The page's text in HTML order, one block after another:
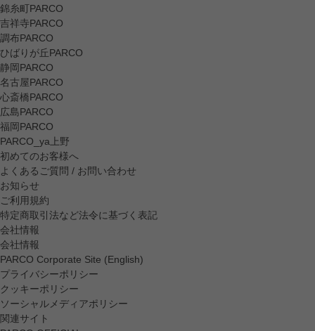
錦糸町PARCO
吉祥寺PARCO
調布PARCO
ひばりが丘PARCO
静岡PARCO
名古屋PARCO
心斎橋PARCO
広島PARCO
福岡PARCO
PARCO_ya上野
初めてのお客様へ
よくあるご質問 / お問い合わせ
お知らせ
ご利用規約
特定商取引法など法令に基づく表記
会社情報
会社情報
PARCO Corporate Site (English)
プライバシーポリシー
クッキーポリシー
ソーシャルメディアポリシー
関連サイト